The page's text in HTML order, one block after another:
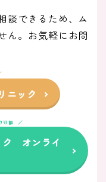
談できるため、ム
ん。お気軽にお問
ニック
可能
ク オンライ